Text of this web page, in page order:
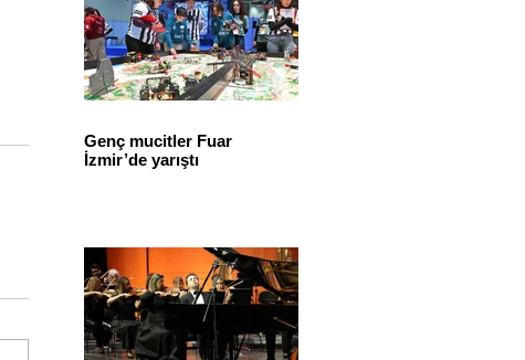
Genç mucitler Fuar
İzmir’de yarıştı